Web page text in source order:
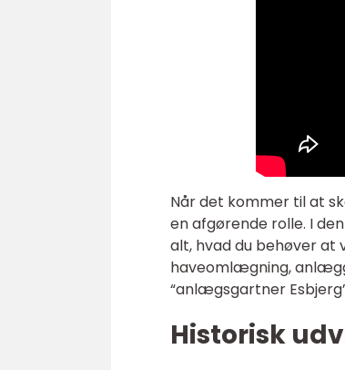
Når det kommer til at
en afgørende rolle. I
alt, hvad du behøver at
haveomlægning,
“anlægsgartner
Historisk